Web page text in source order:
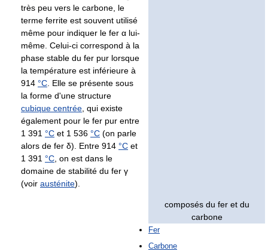
composés du fer et du
carbone
Fer
Carbone
très peu vers le carbone, le
terme ferrite est souvent utilisé
même pour indiquer le fer α lui-
même. Celui-ci correspond à la
phase stable du fer pur lorsque
la température est inférieure à
914 °C . Elle se présente sous
la forme d'une structure
cubique centrée , qui existe
également pour le fer pur entre
1 391 °C et 1 536 °C (on parle
alors de fer δ). Entre 914 °C et
1 391 °C , on est dans le
domaine de stabilité du fer γ
(voir austénite).